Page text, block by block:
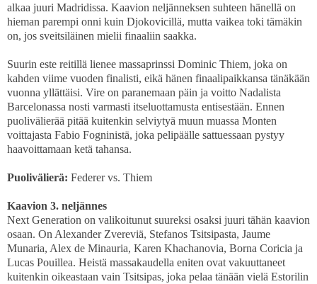
alkaa juuri Madridissa. Kaavion neljänneksen suhteen hänellä on
hieman parempi onni kuin Djokovicillä, mutta vaikea toki tämäkin
on, jos sveitsiläinen mielii finaaliin saakka.
Suurin este reitillä lienee massaprinssi Dominic Thiem, joka on
kahden viime vuoden finalisti, eikä hänen finaalipaikkansa tänäkään
vuonna yllättäisi. Vire on paranemaan päin ja voitto Nadalista
Barcelonassa nosti varmasti itseluottamusta entisestään. Ennen
puolivälierää pitää kuitenkin selviytyä muun muassa Monten
voittajasta Fabio Fogninistä, joka pelipäälle sattuessaan pystyy
haavoittamaan ketä tahansa.
Puolivälierä: Federer vs. Thiem
Kaavion 3. neljännes
Next Generation on valikoitunut suureksi osaksi juuri tähän kaavion
osaan. On Alexander Zvereviä, Stefanos Tsitsipasta, Jaume
Munaria, Alex de Minauria, Karen Khachanovia, Borna Coricia ja
Lucas Pouillea. Heistä massakaudella eniten ovat vakuuttaneet
kuitenkin oikeastaan vain Tsitsipas, joka pelaa tänään vielä Estorilin